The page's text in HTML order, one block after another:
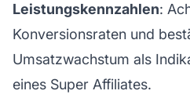
Leistungskennzahlen:
Konversionsraten und
Umsatzwachstum als
eines Super Affiliates.